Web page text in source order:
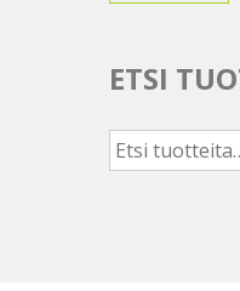
ETSI
Etsi: